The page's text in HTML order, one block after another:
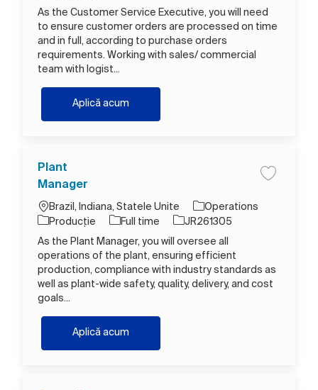
As the Customer Service Executive, you will need
to ensure customer orders are processed on time
and in full, according to purchase orders
requirements. Working with sales/ commercial
team with logist...
Aplică acum
Plant
Manager
LocBrazil, Indiana, Statele Unite
Operations
Categorie
Producție Tipul postului
Full time Job Id
JR261305
As the Plant Manager, you will oversee all
operations of the plant, ensuring efficient
production, compliance with industry standards as
well as plant-wide safety, quality, delivery, and cost
goals...
Salva
Aplică acum